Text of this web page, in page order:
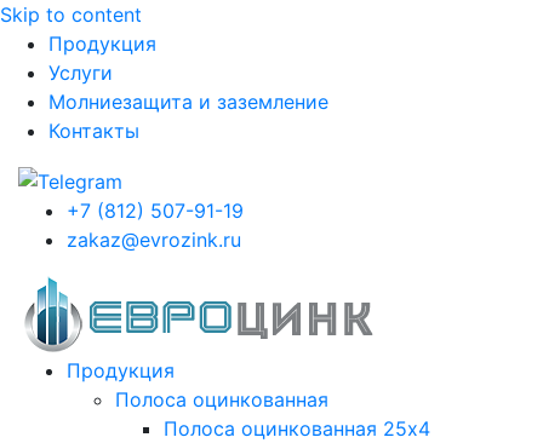
Skip to content
Продукция
Услуги
Молниезащита и заземление
Контакты
+7 (812) 507-91-19
zakaz@evrozink.ru
Продукция
Полоса оцинкованная
Полоса оцинкованная 25х4